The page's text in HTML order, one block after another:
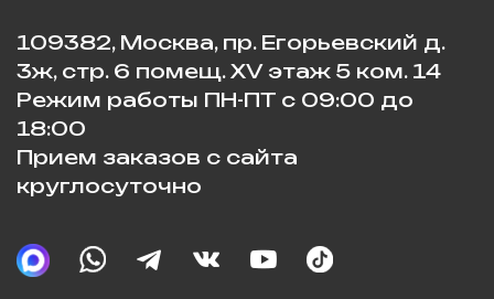
109382, Москва, пр. Егорьевский д.
3ж, стр. 6 помещ. XV этаж 5 ком. 14
Режим работы ПН-ПТ с 09:00 до
18:00
Прием заказов с сайта
круглосуточно